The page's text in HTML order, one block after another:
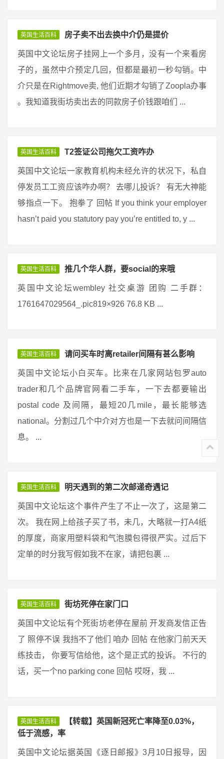
英国生活百科 房子卖不出去换中介仍是提价
英国中文论坛房子挂网上一个多月，没有一个来看房
子的，虽然中介预定几回，但都是最初一秒勾销。中
介只是在Rightmove卖, 他们近期才勾销了Zoopla办事
。我知道我街坊卖出去的同款房子价钱跟咱们 ...
英国生活百科 T2签证公司拖欠工资咋办
英国中文论坛一家教育机构未经允许的状况下，私自
停发员工工资应该咋办啊？ 去哪儿投诉？ 有无大神能
够指点一下。 抱拳了 回帖 If you think your employer
hasn’t paid you statutory pay you’re entitled to, y ...
英国生活百科 推几个华人群，要social的来哦
英国中文论坛wembley 社交桌游 团购 二手群：
1761647029564_.pic819×926 76.8 KB ...
英国生活百科 请问买车时离retailer间隔有甚么影响
英国中文论坛小白买车。比来在几家网站包罗auto
trader和几个品牌官网看二手车，一下去都要输出
postal code 及间隔，最短20几mile，最长能够选
national。分割过几个中介对方也是一下去就问间隔信
息。 ...
英国生活百科 明天遇到的第二次邮递奇遇记
英国中文论坛这个事件产生了不止一次了，这是第二
次。 我在网上给孩子买了书，未几，大略就一打A4纸
的厚度，商家用塑料袋和气泡膜包得很严实。过后下
定单的时分我写假如我不在家，请把包裹 ...
英国生活百科 街坊死停在家门口
英国中文论坛有个死街坊老停在屋前 开发商发信正告
了 照停不误 我挡不了他们 咱办 回帖 在他家门前天天
练技击， 你要写信给他，这个是正式的投诉。 不行的
话，买一个no parking cone 回帖 哎呀，我 ...
英国生活百科
【转载】英国新冠死亡率降至0.03%，
低于流感，率
英国中文论坛据英国《逐日邮报》3月10日报导，因